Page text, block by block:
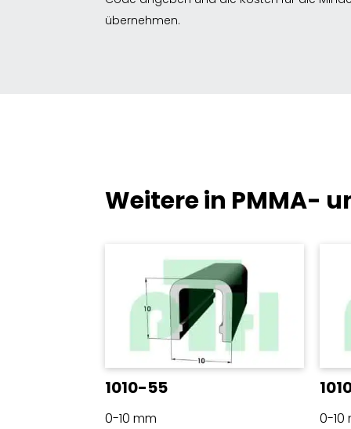
übernehmen.
Weitere in PMMA-
1010-55
0-10 mm 0-10